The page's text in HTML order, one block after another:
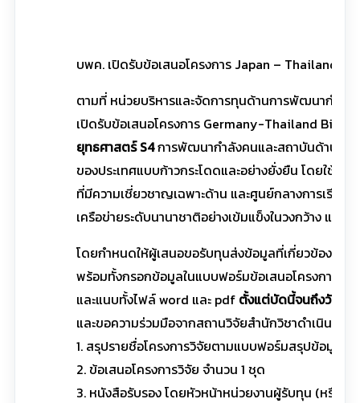
บพค. เปิดรับข้อเสนอโครงการ Japan – Thailand
ตามที่ หน่วยบริหารและจัดการทุนด้านการพัฒนากำลั
เปิดรับข้อเสนอโครงการ Germany-Thailand
ยุทธศาสตร์ S4การพัฒนากําลังคนและสถาบันด้านวิทย
ของประเทศแบบก้าวกระโดดและอย่างยั่งยืน โดยใช้
ที่มีความเชี่ยวชาญเฉพาะด้าน และศูนย์กลางการเรีย
เครือข่ายระดับนานาชาติอย่างเข้มแข็งในวงกว้าง แ
โดยกำหนดให้ผู้เสนอขอรับทุนส่งข้อมูลที่เกี่ยวข้องทั้งห
พร้อมทั้งกรอกข้อมูลในแบบฟอร์มข้อเสนอโครงการ
และแนบทั้งไฟล์ word และ pdf ตั้งแต่บัดนี้จนถึงวันที่
และขอความร่วมมือจากสถานวิจัยสำนักวิชาดำเนินการ
1. สรุปรายชื่อโครงการวิจัยตามแบบฟอร์มสรุปข้อมูลก
2. ข้อเสนอโครงการวิจัย จำนวน 1 ชุด
3. หนังสือรับรอง โดยหัวหน้าหน่วยงานผู้รับทุน (หรือ